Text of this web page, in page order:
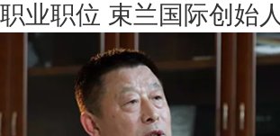
职业职位 束兰国际创始人